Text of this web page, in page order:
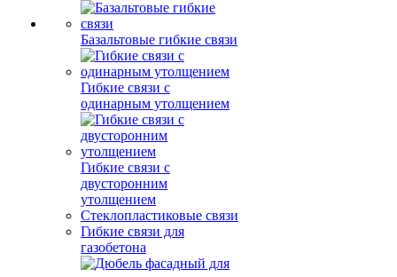
Базальтовые гибкие связи
Гибкие связи с
одинарным утолщением
Гибкие связи с
двусторонним
утолщением
Стеклопластиковые связи
Гибкие связи для
газобетона